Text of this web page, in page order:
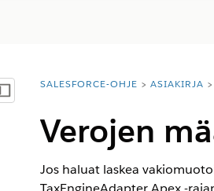
Näytä sisällysluettelo
Olet tässä:
SALESFORCE-OHJE ASIAKIRJA
Verojen
Jos haluat laskea